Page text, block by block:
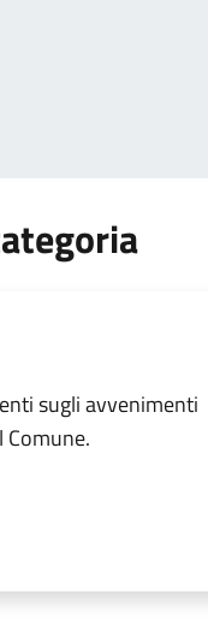
sugli avvenimenti
Comune.